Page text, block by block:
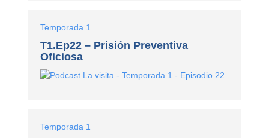
Temporada 1
T1.Ep22 – Prisión Preventiva
Oficiosa
Temporada 1